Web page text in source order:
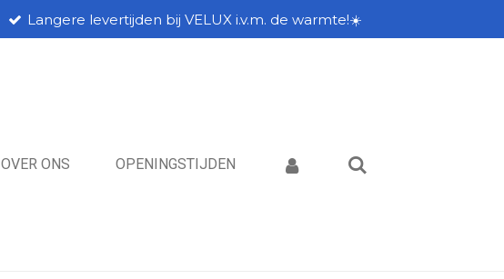
Langere levertijden bij VELUX i.v.m. de warmte!☀️
OVER ONS OPENINGSTIJDEN